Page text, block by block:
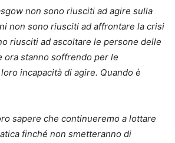
non sono riusciti ad agire sulla
non sono riusciti ad affrontare la crisi
riusciti ad ascoltare le persone delle
ora stanno soffrendo per le
incapacità di agire. Quando è
sapere che continueremo a lottare
finché non smetteranno di